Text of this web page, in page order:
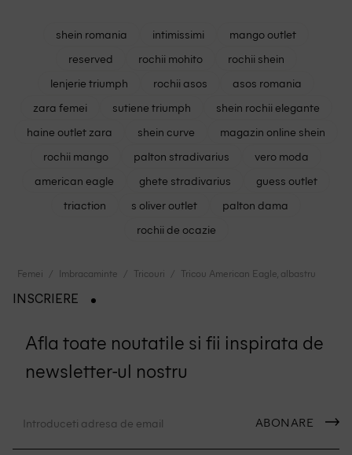
shein romania intimissimi
mango outlet
reserved
rochii mohito
rochii shein
lenjerie triumph
rochii asos
asos romania
zara femei
sutiene triumph
shein rochii elegante
haine outlet zara
shein curve
magazin online shein
rochii mango
palton stradivarius
vero moda
american eagle
ghete stradivarius
guess outlet
triaction
s oliver outlet
palton dama
rochii de ocazie
Femei Imbracaminte Tricouri Tricou American Eagle, albastru
INSCRIERE
Afla toate noutatile si fii inspirata de
newsletter-ul nostru
ABONARE